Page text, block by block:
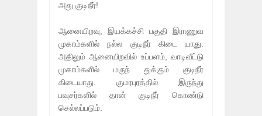
அது குடிநீர்!
ஆனையிறவு, இயக்கச்சி பகுதி இராணுவ
முகாம்களில் நல்ல குடிநீர் கிடை யாது.
அதிலும் ஆனையிறவில் உப்பளம், வாடிவீட்டு
முகாம்களில் மருந் துக்கும் குடிநீர்
கிடையாது. குமரபுரத்தில் இருந்து
பவுசர்களில் தான் குடிநீர் கொண்டு
செல்லப்படும்.